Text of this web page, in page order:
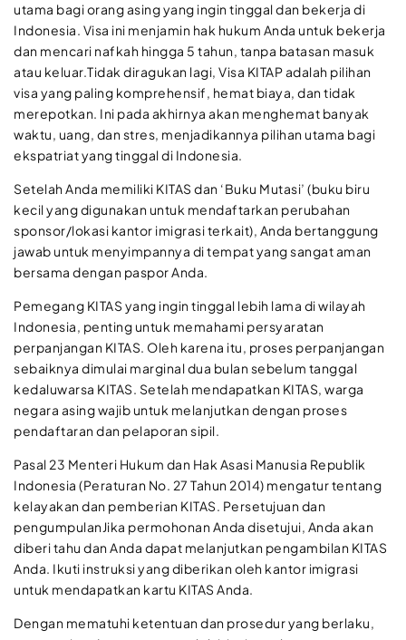
utama bagi orang asing yang ingin tinggal dan bekerja di
Indonesia. Visa ini menjamin hak hukum Anda untuk bekerja
dan mencari nafkah hingga 5 tahun, tanpa batasan masuk
atau keluar.Tidak diragukan lagi, Visa KITAP adalah pilihan
visa yang paling komprehensif, hemat biaya, dan tidak
merepotkan. Ini pada akhirnya akan menghemat banyak
waktu, uang, dan stres, menjadikannya pilihan utama bagi
ekspatriat yang tinggal di Indonesia.
Setelah Anda memiliki KITAS dan ‘Buku Mutasi’ (buku biru
kecil yang digunakan untuk mendaftarkan perubahan
sponsor/lokasi kantor imigrasi terkait), Anda bertanggung
jawab untuk menyimpannya di tempat yang sangat aman
bersama dengan paspor Anda.
Pemegang KITAS yang ingin tinggal lebih lama di wilayah
Indonesia, penting untuk memahami persyaratan
perpanjangan KITAS. Oleh karena itu, proses perpanjangan
sebaiknya dimulai marginal dua bulan sebelum tanggal
kedaluwarsa KITAS. Setelah mendapatkan KITAS, warga
negara asing wajib untuk melanjutkan dengan proses
pendaftaran dan pelaporan sipil.
Pasal 23 Menteri Hukum dan Hak Asasi Manusia Republik
Indonesia (Peraturan No. 27 Tahun 2014) mengatur tentang
kelayakan dan pemberian KITAS. Persetujuan dan
pengumpulanJika permohonan Anda disetujui, Anda akan
diberi tahu dan Anda dapat melanjutkan pengambilan KITAS
Anda. Ikuti instruksi yang diberikan oleh kantor imigrasi
untuk mendapatkan kartu KITAS Anda.
Dengan mematuhi ketentuan dan prosedur yang berlaku,